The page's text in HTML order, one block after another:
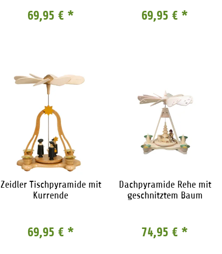
69,95 € * 69,95 € *
Zeidler Tischpyramide mit
Kurrende
69,95 € *
Dachpyramide Rehe mit
geschnitztem Baum
74,95 € *